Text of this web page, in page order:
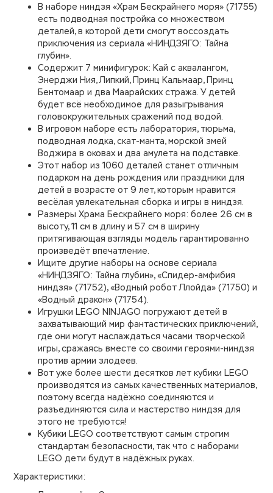
В наборе ниндзя «Храм Бескрайнего моря» (71755)
есть подводная постройка со множеством
деталей, в которой дети смогут воссоздать
приключения из сериала «НИНДЗЯГО: Тайна
глубин».
Содержит 7 минифигурок: Кай с аквалангом,
Энерджи Ния, Липкий, Принц Кальмаар, Принц
Бентомаар и два Маарайских стража. У детей
будет всё необходимое для разыгрывания
головокружительных сражений под водой.
В игровом наборе есть лаборатория, тюрьма,
подводная лодка, скат-манта, морской змей
Воджира в оковах и два амулета на подставке.
Этот набор из 1060 деталей станет отличным
подарком на день рождения или праздники для
детей в возрасте от 9 лет, которым нравится
весёлая увлекательная сборка и игры в ниндзя.
Размеры Храма Бескрайнего моря: более 26 см в
высоту, 11 см в длину и 57 см в ширину
притягивающая взгляды модель гарантированно
произведёт впечатление.
Ищите другие наборы на основе сериала
«НИНДЗЯГО: Тайна глубин», «Спидер-амфибия
ниндзя» (71752), «Водный робот Ллойда» (71750) и
«Водный дракон» (71754).
Игрушки LEGO NINJAGO погружают детей в
захватывающий мир фантастических приключений,
где они могут наслаждаться часами творческой
игры, сражаясь вместе со своими героями-ниндзя
против армии злодеев.
Вот уже более шести десятков лет кубики LEGO
производятся из самых качественных материалов,
поэтому всегда надёжно соединяются и
разъединяются сила и мастерство ниндзя для
этого не требуются!
Кубики LEGO соответствуют самым строгим
стандартам безопасности, так что с наборами
LEGO дети будут в надёжных руках.
Характеристики: